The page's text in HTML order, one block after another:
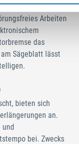
auf
Arbeiten
das
Sägeblatt lässt
bieten sich
an.
und
bei. Zwecks